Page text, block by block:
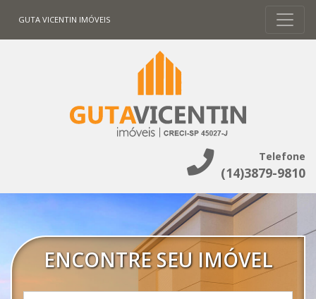
GUTA VICENTIN IMÓVEIS
Telefone
(14)3879-9810
ENCONTRE SEU IMÓVEL